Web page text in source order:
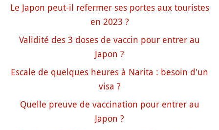
Le Japon peut-il refermer ses portes aux touristes
en 2023 ?
Validité des 3 doses de vaccin pour entrer au
Japon ?
Escale de quelques heures à Narita : besoin d'un
visa ?
Quelle preuve de vaccination pour entrer au
Japon ?